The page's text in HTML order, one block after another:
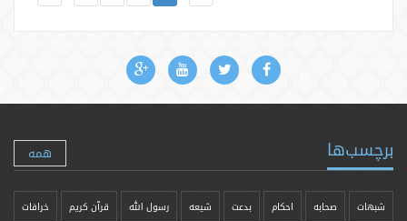
برچسب‌ها همه
شبهات صحابه احکام بدعت شیعه رسول الله قرآن کریم خرافات